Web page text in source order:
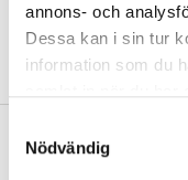
annons- och
Dessa kan i sin tur
information som du
Nödvändig
About the